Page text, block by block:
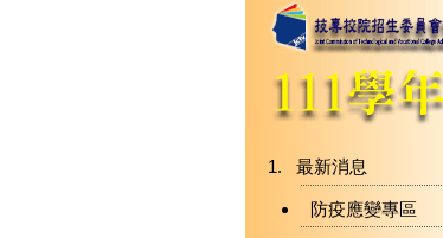
最新消息
防疫應變專區